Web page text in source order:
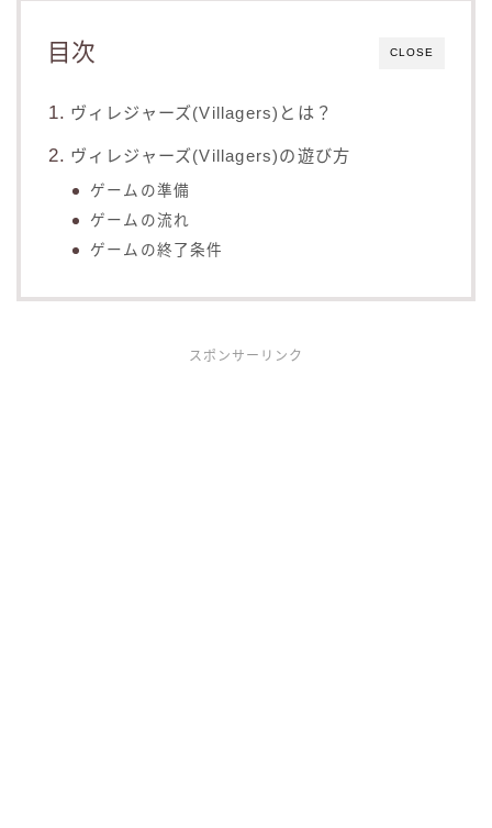
CLOSE
目次
ヴィレジャーズ(Villagers)とは？
ヴィレジャーズ(Villagers)の遊び方
ゲームの準備
ゲームの流れ
ゲームの終了条件
スポンサーリンク